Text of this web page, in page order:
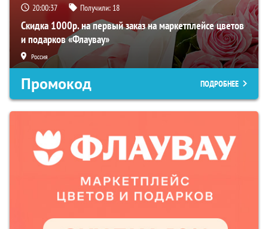
20:00:37 Получили: 18
Скидка 1000р. на первый заказ на маркетплейсе цветов
и подарков «Флаувау»
Россия
Промокод ПОДРОБНЕЕ